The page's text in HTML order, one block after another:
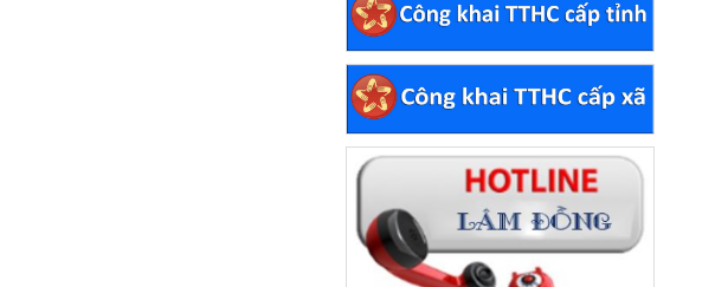
hành chính nhà nước
trên địa bàn tỉnh Lâm